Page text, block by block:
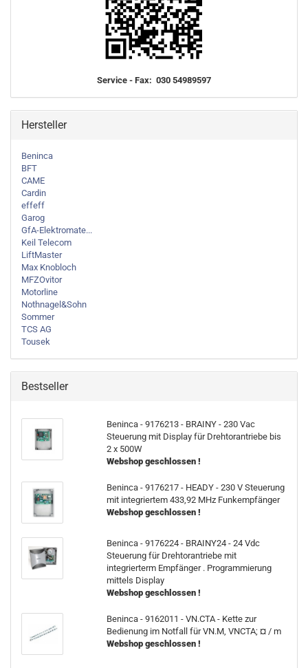
Service - Fax: 030 54989597
Hersteller
Beninca
BFT
CAME
Cardin
effeff
Garog
GfA-Elektromate...
Keil Telecom
LiftMaster
Max Knobloch
MFZOvitor
Motorline
Nothnagel&Sohn
Sommer
TCS AG
Tousek
Bestseller
Beninca - 9176213 - BRAINY - 230 Vac
Steuerung mit Display für Drehtorantriebe bis
2 x 500W
Webshop geschlossen !
Beninca - 9176217 - HEADY - 230 V Steuerung
mit integriertem 433,92 MHz Funkempfänger
Webshop geschlossen !
Beninca - 9176224 - BRAINY24 - 24 Vdc
Steuerung für Drehtorantriebe mit
integrierterm Empfänger . Programmierung
mittels Display
Webshop geschlossen !
Beninca - 9162011 - VN.CTA - Kette zur
Bedienung im Notfall für VN.M, VNCTA; ¤ / m
Webshop geschlossen !